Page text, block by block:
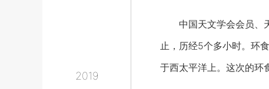
2019
中国天文学会会员、天
止，历经5个多小时。环
于西太平洋上。这次的环